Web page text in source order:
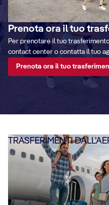
Prenota ora il tuo
Per prenotare il tuo
contact center o contatta il tuo
Prenota ora il tuo
TRASFERIMENTI